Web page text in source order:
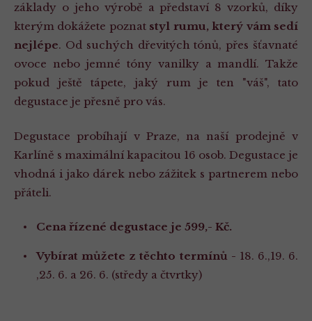
základy o jeho výrobě a představí 8 vzorků, díky
kterým dokážete poznat styl rumu, který vám sedí
nejlépe. Od suchých dřevitých tónů, přes šťavnaté
ovoce nebo jemné tóny vanilky a mandlí. Takže
pokud ještě tápete, jaký rum je ten "váš", tato
degustace je přesně pro vás.
Degustace probíhají v Praze, na naší prodejně v
Karlíně s maximální kapacitou 16 osob. Degustace je
vhodná i jako dárek nebo zážitek s partnerem nebo
přáteli.
Cena řízené degustace je 599,- Kč.
Vybírat můžete z těchto termínů - 18. 6.,19. 6.
,25. 6. a 26. 6. (středy a čtvrtky)